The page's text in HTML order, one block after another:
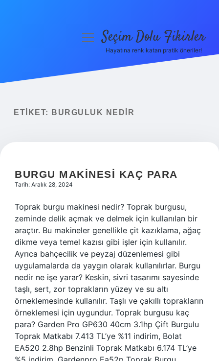
Yasal Uyarı
menüyüSeçim Dolu Fikirler
Hayatına renk katan pratik öneriler!
ETIKET: BURGULUK NEDIR
BURGU MAKINESI KAÇ PARA
Tarih: Aralık 28, 2024
Toprak burgu makinesi nedir? Toprak burgusu,
zeminde delik açmak ve delmek için kullanılan bir
araçtır. Bu makineler genellikle çit kazıklama, ağaç
dikme veya temel kazısı gibi işler için kullanılır.
Ayrıca bahçecilik ve peyzaj düzenlemesi gibi
uygulamalarda da yaygın olarak kullanılırlar. Burgu
nedir ne işe yarar? Keskin, sivri tasarımı sayesinde
taşlı, sert, zor toprakların yüzey ve su altı
örneklemesinde kullanılır. Taşlı ve çakıllı toprakların
örneklemesi için uygundur. Toprak burgusu kaç
para? Garden Pro GP630 40cm 3.1hp Çift Burgulu
Toprak Matkabı 7.413 TL’ye %11 indirim, Bolat
EA520 2.8hp Benzinli Toprak Matkabı 6.174 TL’ye